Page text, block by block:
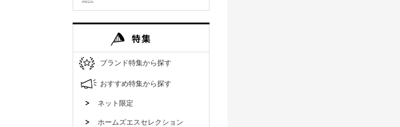
ブランド特集から探す
おすすめ特集から探す
ネット限定
ホームズエスセレクション